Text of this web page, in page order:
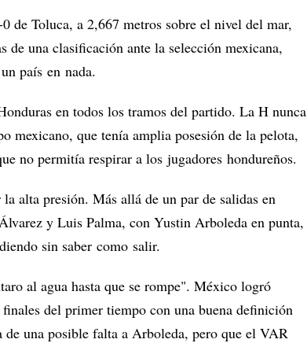
de Toluca, a 2,667 metros sobre el nivel del mar,
de una clasificación ante la selección mexicana,
país en nada.
en todos los tramos del partido. La H nunca
mexicano, que tenía amplia posesión de la pelota,
no permitía respirar a los jugadores hondureños.
alta presión. Más allá de un par de salidas en
y Luis Palma, con Yustin Arboleda en punta,
sin saber como salir.
al agua hasta que se rompe". México logró
del primer tiempo con una buena definición
de una posible falta a Arboleda, pero que el VAR